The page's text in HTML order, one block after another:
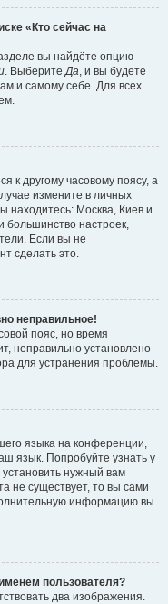
«Кто сейчас на
вы найдёте опцию
. ВыберитеДа, и вы будете
и самому себе. Для всех
к другому часовому поясу, а
измените в личных
находитесь: Москва, Киев и
большинство настроек,
Если вы не
сделать это.
неправильное!
пояс, но время
неправильно установлено
для устранения проблемы.
языка на конференции,
язык. Попробуйте узнать у
нужный вам
не существует, то вы сами
информацию вы
пользователя?
два изображения.